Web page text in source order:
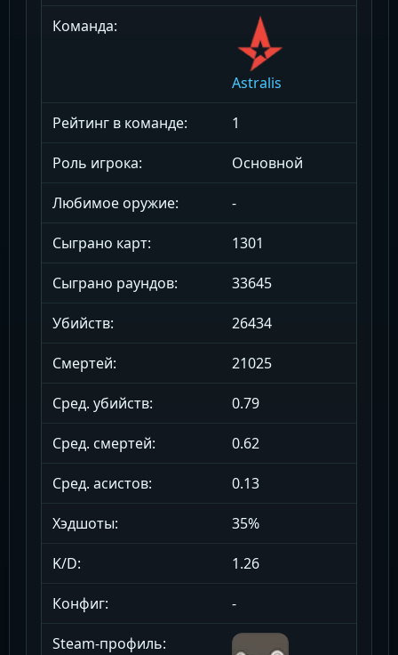
Команда:
Astralis
Рейтинг в команде: 1
Роль игрока: Основной
Любимое оружие: -
Сыграно карт: 1301
Сыграно раундов: 33645
Убийств: 26434
Смертей: 21025
Сред. убийств: 0.79
Сред. смертей: 0.62
Сред. асистов: 0.13
Хэдшоты: 35%
K/D: 1.26
Конфиг: -
Steam-профиль: